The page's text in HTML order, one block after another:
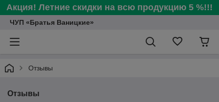
Акция! Летние скидки на всю продукцию 5 %!!!
ЧУП «Братья Ваницкие»
Отзывы
Отзывы